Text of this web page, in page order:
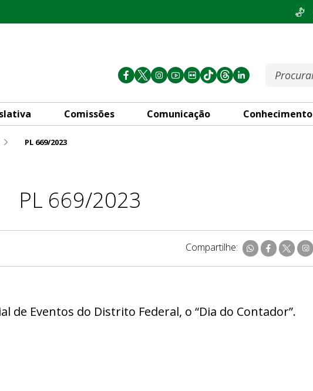
Comissões Comunicação Conhecimento
PL 669/2023
PL 669/2023
Compartilhe:
de Eventos do Distrito Federal, o “Dia do Contador”.